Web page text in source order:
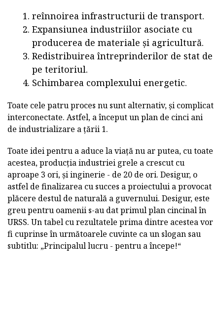
reînnoirea infrastructurii de transport.
Expansiunea industriilor asociate cu
producerea de materiale și agricultură.
Redistribuirea întreprinderilor de stat de
pe teritoriul.
Schimbarea complexului energetic.
Toate cele patru proces nu sunt alternativ, și complicat
interconectate. Astfel, a început un plan de cinci ani
de industrializare a țării 1.
Toate idei pentru a aduce la viață nu ar putea, cu toate
acestea, producția industriei grele a crescut cu
aproape 3 ori, și inginerie - de 20 de ori. Desigur, o
astfel de finalizarea cu succes a proiectului a provocat
plăcere destul de naturală a guvernului. Desigur, este
greu pentru oamenii s-au dat primul plan cincinal în
URSS. Un tabel cu rezultatele prima dintre acestea vor
fi cuprinse în următoarele cuvinte ca un slogan sau
subtitlu: „Principalul lucru - pentru a începe!“